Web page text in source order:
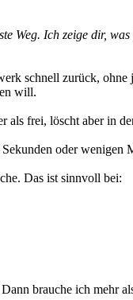
Weg. Ich zeige dir,
schnell zurück, ohne
will.
als frei, löscht aber in
oder wenigen
Das ist sinnvoll bei:
Dann brauche ich mehr